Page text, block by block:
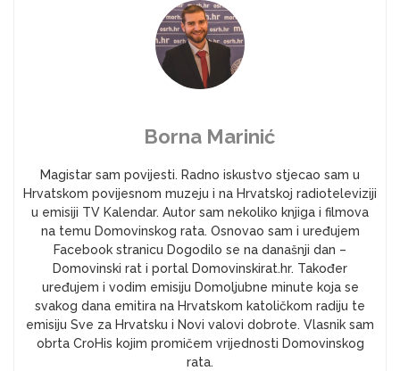
Borna Marinić
Magistar sam povijesti. Radno iskustvo stjecao sam u
Hrvatskom povijesnom muzeju i na Hrvatskoj radioteleviziji
u emisiji TV Kalendar. Autor sam nekoliko knjiga i filmova
na temu Domovinskog rata. Osnovao sam i uređujem
Facebook stranicu Dogodilo se na današnji dan –
Domovinski rat i portal Domovinskirat.hr. Također
uređujem i vodim emisiju Domoljubne minute koja se
svakog dana emitira na Hrvatskom katoličkom radiju te
emisiju Sve za Hrvatsku i Novi valovi dobrote. Vlasnik sam
obrta CroHis kojim promičem vrijednosti Domovinskog
rata.